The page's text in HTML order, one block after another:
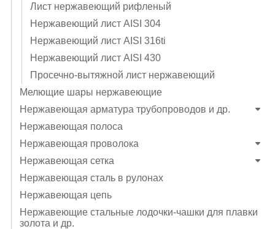
Лист нержавеющий рифленый
Нержавеющий лист AISI 304
Нержавеющий лист AISI 316ti
Нержавеющий лист AISI 430
Просечно-вытяжной лист нержавеющий
Мелющие шары нержавеющие
Нержавеющая арматура трубопроводов и др.
Нержавеющая полоса
Нержавеющая проволока
Нержавеющая сетка
Нержавеющая сталь в рулонах
Нержавеющая цепь
Нержавеющие стальные лодочки-чашки для плавки
золота и др.